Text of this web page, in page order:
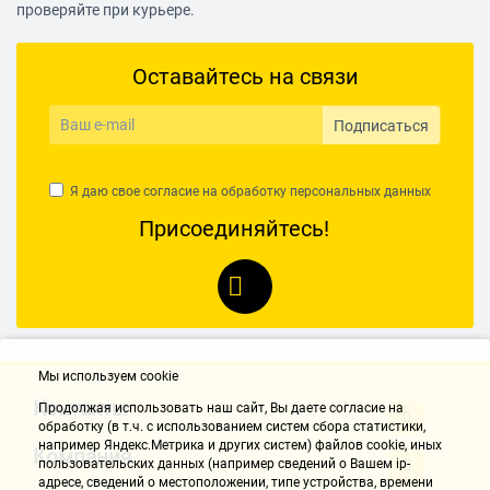
проверяйте при курьере.
Оставайтесь на связи
Подписаться
Я даю свое согласие на обработку персональных данных
Присоединяйтесь!
Контакты
Компания
Мы используем cookie
Продолжая использовать наш cайт, Вы даете согласие на
обработку (в т.ч. с использованием систем сбора статистики,
например Яндекс.Метрика и других систем) файлов cookie, иных
пользовательских данных (например сведений о Вашем ip-
адресе, сведений о местоположении, типе устройства, времени